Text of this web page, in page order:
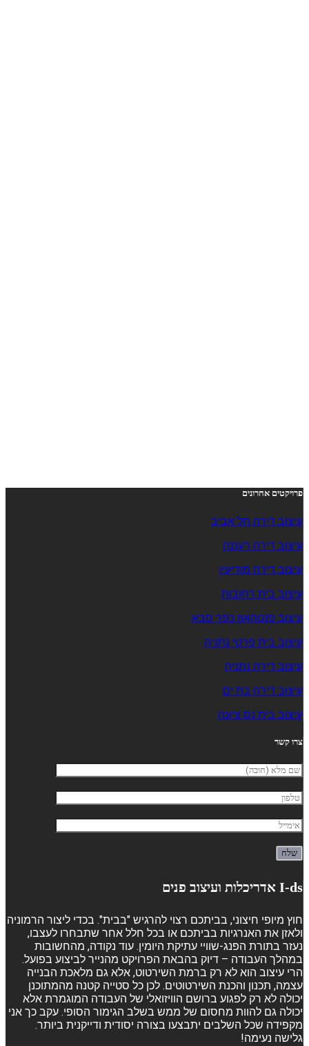
פרויקטים אחרונים
עיצוב דירה תל אביב
עיצוב דירה רעננה
עיצוב דירה מודיעין
עיצוב בית רחובות
עיצוב פנטהאוז כפר סבא
עיצוב בית פרטי נתניה
עיצוב דירה נתניה
עיצוב דירה בת ים
עיצוב בית נס ציונה
צרו קשר
I-ds אדריכלות ועיצוב פנים
חוץ מיופי חיצוני, בביתכם רצוי להרגיש "בבית". בכדי ליצור הרמוניה
ולאזן את האנרגיות בביתכם או בכל חלל אחר שתבחרו לעצבו,
נעזר בתורת הפנג-שוויי עתיקת היומין. עוד נקודה, מהחשובות
במהלך העבודה – דיוק בהבאת הפרויקט מהנייר לביצוע בפועל.
הרי עיצוב הוא לא רק ברמת השירטוט, אלא גם מלאכת הבנייה
עצמה, תכנון והכנת השירטוטים. לכן כל סטייה קטנה מהמתוכנן
יכולה לא רק לפגוע ברושם הוויזואלי של העבודה המוגמרת אלא
יכולה גם להוות מחסום של ממש בשלב הגימור הסופי. עקב כך אני
מקפידה שכל השלבים יתבצעו בצורה יסודית ודייקנית ביותר.
גלישה נעימה!